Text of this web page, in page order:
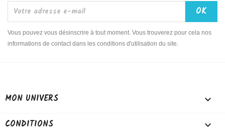
Vous pouvez vous désinscrire à tout moment. Vous trouverez pour cela nos
informations de contact dans les conditions d'utilisation du site.
MON UNIVERS 
CONDITIONS 